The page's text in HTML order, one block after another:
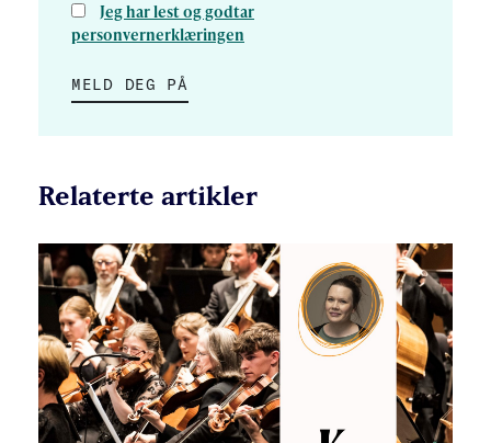
Jeg har lest og godtar
personvernerklæringen
MELD DEG PÅ
Relaterte artikler